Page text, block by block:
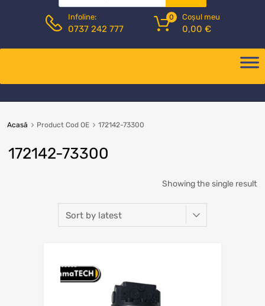
Infoline:
0737 242 777
Coșul meu
0,00 €
0
Acasă Product Cod OE 172142-73300
172142-73300
Showing the single result